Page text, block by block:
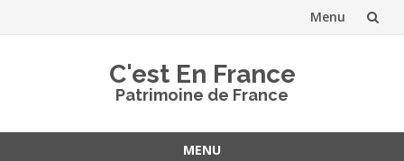
Menu
C'est En France
Patrimoine de France
MENU